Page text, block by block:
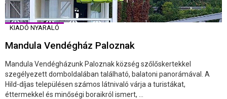
KIADÓ NYARALÓ
Mandula Vendégház Paloznak
Mandula Vendégházunk Paloznak község szőlőskertekkel
szegélyezett domboldalában található, balatoni panorámával. A
Hild-díjas településen számos látnivaló várja a turistákat,
éttermekkel és minőségi boraikról ismert, ...